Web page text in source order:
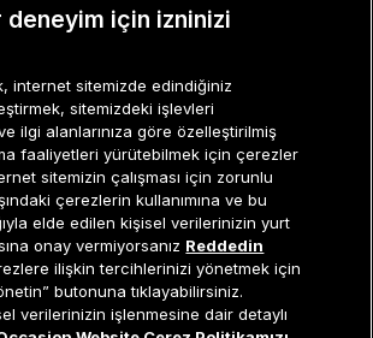
850 800 01 20
deneyim için izninizi
internet sitemizde edindiğiniz
sitemizdeki işlevleri
ilgi alanlarınıza göre özelleştirilmiş
faaliyetleri yürütebilmek için çerezler
sitemizin çalışması için zorunlu
çerezlerin kullanımına ve bu
elde edilen kişisel verilerinizin yurt
onay vermiyorsanız Reddedin
ilişkin tercihlerinizi yönetmek için
butonuna tıklayabilirsiniz.
verilerinizin işlenmesine dair detaylı